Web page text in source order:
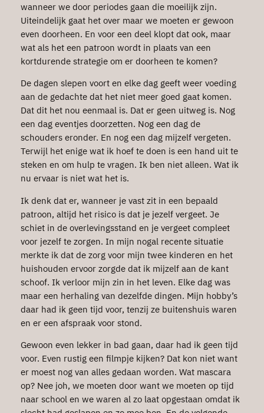
wanneer we door periodes gaan die moeilijk zijn.
Uiteindelijk gaat het over maar we moeten er gewoon
even doorheen. En voor een deel klopt dat ook, maar
wat als het een patroon wordt in plaats van een
kortdurende strategie om er doorheen te komen?
De dagen slepen voort en elke dag geeft weer voeding
aan de gedachte dat het niet meer goed gaat komen.
Dat dit het nou eenmaal is. Dat er geen uitweg is. Nog
een dag eventjes doorzetten. Nog een dag de
schouders eronder. En nog een dag mijzelf vergeten.
Terwijl het enige wat ik hoef te doen is een hand uit te
steken en om hulp te vragen. Ik ben niet alleen. Wat ik
nu ervaar is niet wat het is.
Ik denk dat er, wanneer je vast zit in een bepaald
patroon, altijd het risico is dat je jezelf vergeet. Je
schiet in de overlevingsstand en je vergeet compleet
voor jezelf te zorgen. In mijn nogal recente situatie
merkte ik dat de zorg voor mijn twee kinderen en het
huishouden ervoor zorgde dat ik mijzelf aan de kant
schoof. Ik verloor mijn zin in het leven. Elke dag was
maar een herhaling van dezelfde dingen. Mijn hobby’s
daar had ik geen tijd voor, tenzij ze buitenshuis waren
en er een afspraak voor stond.
Gewoon even lekker in bad gaan, daar had ik geen tijd
voor. Even rustig een filmpje kijken? Dat kon niet want
er moest nog van alles gedaan worden. Wat mascara
op? Nee joh, we moeten door want we moeten op tijd
naar school en we waren al zo laat opgestaan omdat ik